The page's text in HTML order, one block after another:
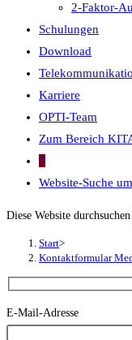
2-Faktor-
Schulungen
Download
Karriere
OPTI-Team
Zum Bereich
0
Website-Suche
Diese Website durchsuchen
Start>
Kontaktformular
E-Mail-Adresse